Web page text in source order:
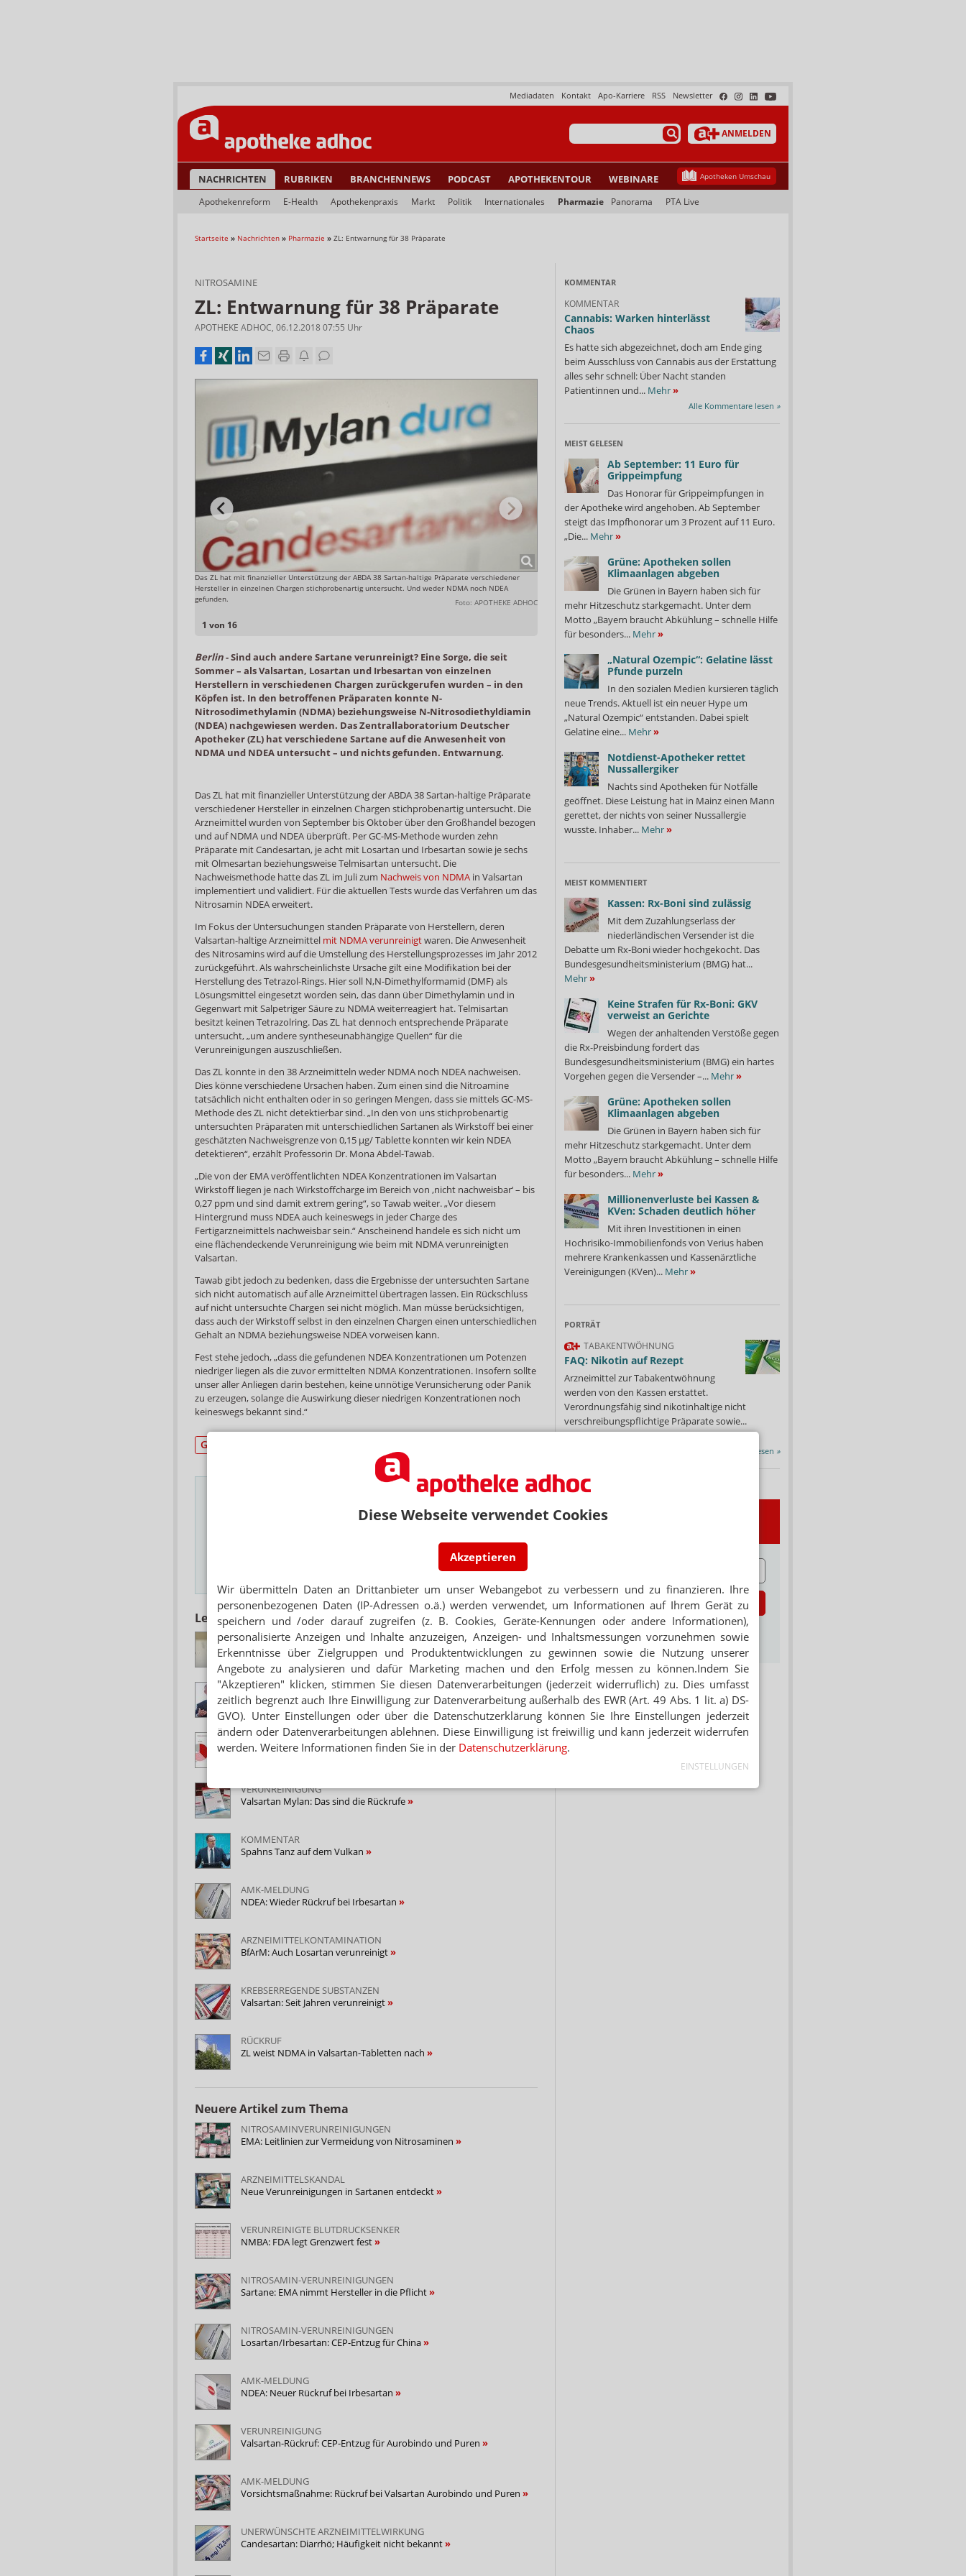
Diese Webseite verwendet Cookies
Akzeptieren
Wir übermitteln Daten an Drittanbieter um unser Webangebot zu verbessern und zu finanzieren. Ihre
personenbezogenen Daten (IP-Adressen o.ä.) werden verwendet, um Informationen auf Ihrem Gerät zu
speichern und /oder darauf zugreifen (z. B. Cookies, Geräte-Kennungen oder andere Informationen),
personalisierte Anzeigen und Inhalte anzuzeigen, Anzeigen- und Inhaltsmessungen vorzunehmen sowie
Erkenntnisse über Zielgruppen und Produktentwicklungen zu gewinnen sowie die Nutzung unserer
Angebote zu analysieren und dafür Marketing machen und den Erfolg messen zu können.Indem Sie
"Akzeptieren" klicken, stimmen Sie diesen Datenverarbeitungen (jederzeit widerruflich) zu. Dies umfasst
zeitlich begrenzt auch Ihre Einwilligung zur Datenverarbeitung außerhalb des EWR (Art. 49 Abs. 1 lit. a) DS-
GVO). Unter Einstellungen oder über die Datenschutzerklärung können Sie Ihre Einstellungen jederzeit
ändern oder Datenverarbeitungen ablehnen. Diese Einwilligung ist freiwillig und kann jederzeit widerrufen
werden. Weitere Informationen finden Sie in der Datenschutzerklärung.
EINSTELLUNGEN
Newsletter
RSS
Apo-Karriere
Kontakt
Mediadaten
ANMELDEN
NACHRICHTEN RUBRIKEN BRANCHENNEWS PODCAST APOTHEKENTOUR WEBINARE Apotheken Umschau
Apothekenreform E-Health Apothekenpraxis Markt Politik Internationales Pharmazie Panorama PTA Live
Startseite » Nachrichten » Pharmazie » ZL: Entwarnung für 38 Präparate
NITROSAMINE
ZL: Entwarnung für 38 Präparate
APOTHEKE ADHOC, 06.12.2018 07:55 Uhr
1 von 16
Das ZL hat mit finanzieller Unterstützung der ABDA 38 Sartan-haltige Präparate verschiedener
Hersteller in einzelnen Chargen stichprobenartig untersucht. Und weder NDMA noch NDEA
gefunden.
Foto: APOTHEKE ADHOC
Das ZL hat mit finanzieller Unterstützung der ABDA 38 Sartan-haltige Präparate verschiedener
Hersteller in einzelnen Chargen stichprobenartig untersucht.
Berlin-Sind auch andere Sartane verunreinigt? Eine Sorge, die seit
Sommer – als Valsartan, Losartan und Irbesartan von einzelnen
Herstellern in verschiedenen Chargen zurückgerufen wurden – in den
Köpfen ist. In den betroffenen Präparaten konnte N-
Nitrosodimethylamin (NDMA) beziehungsweise N-Nitrosodiethyldiamin
(NDEA) nachgewiesen werden. Das Zentrallaboratorium Deutscher
Apotheker (ZL) hat verschiedene Sartane auf die Anwesenheit von
NDMA und NDEA untersucht – und nichts gefunden. Entwarnung.
Das ZL hat mit finanzieller Unterstützung der ABDA 38 Sartan-haltige Präparate
verschiedener Hersteller in einzelnen Chargen stichprobenartig untersucht. Die
Arzneimittel wurden von September bis Oktober über den Großhandel bezogen
und auf NDMA und NDEA überprüft. Per GC-MS-Methode wurden zehn
Präparate mit Candesartan, je acht mit Losartan und Irbesartan sowie je sechs
mit Olmesartan beziehungsweise Telmisartan untersucht. Die
Nachweismethode hatte das ZL im Juli zum Nachweis von NDMA in Valsartan
implementiert und validiert. Für die aktuellen Tests wurde das Verfahren um das
Nitrosamin NDEA erweitert.
Im Fokus der Untersuchungen standen Präparate von Herstellern, deren
Valsartan-haltige Arzneimittel mit NDMA verunreinigtwaren. Die Anwesenheit
des Nitrosamins wird auf die Umstellung des Herstellungsprozesses im Jahr 2012
zurückgeführt. Als wahrscheinlichste Ursache gilt eine Modifikation bei der
Herstellung des Tetrazol-Rings. Hier soll N,N-Dimethylformamid (DMF) als
Lösungsmittel eingesetzt worden sein, das dann über Dimethylamin und in
Gegenwart mit Salpetriger Säure zu NDMA weiterreagiert hat. Telmisartan
besitzt keinen Tetrazolring. Das ZL hat dennoch entsprechende Präparate
untersucht, „um andere syntheseunabhängige Quellen“ für die
Verunreinigungen auszuschließen.
Das ZL konnte in den 38 Arzneimitteln weder NDMA noch NDEA nachweisen.
Dies könne verschiedene Ursachen haben. Zum einen sind die Nitroamine
tatsächlich nicht enthalten oder in so geringen Mengen, dass sie mittels GC-MS-
Methode des ZL nicht detektierbar sind. „In den von uns stichprobenartig
untersuchten Präparaten mit unterschiedlichen Sartanen als Wirkstoff bei einer
geschätzten Nachweisgrenze von 0,15 µg/ Tablette konnten wir kein NDEA
detektieren“, erzählt Professorin Dr. Mona Abdel-Tawab.
„Die von der EMA veröffentlichten NDEA Konzentrationen im Valsartan
Wirkstoff liegen je nach Wirkstoffcharge im Bereich von ‚nicht nachweisbar‘ – bis
0,27 ppm und sind damit extrem gering“, so Tawab weiter. „Vor diesem
Hintergrund muss NDEA auch keineswegs in jeder Charge des
Fertigarzneimittels nachweisbar sein.“ Anscheinend handele es sich nicht um
eine flächendeckende Verunreinigung wie beim mit NDMA verunreinigten
Valsartan.
Tawab gibt jedoch zu bedenken, dass die Ergebnisse der untersuchten Sartane
sich nicht automatisch auf alle Arzneimittel übertragen lassen. Ein Rückschluss
auf nicht untersuchte Chargen sei nicht möglich. Man müsse berücksichtigen,
dass auch der Wirkstoff selbst in den einzelnen Chargen einen unterschiedlichen
Gehalt an NDMA beziehungsweise NDEA vorweisen kann.
Fest stehe jedoch, „dass die gefundenen NDEA Konzentrationen um Potenzen
niedriger liegen als die zuvor ermittelten NDMA Konzentrationen. Insofern sollte
unser aller Anliegen darin bestehen, keine unnötige Verunsicherung oder Panik
zu erzeugen, solange die Auswirkung dieser niedrigen Konzentrationen noch
keineswegs bekannt sind.“
Generika
abonnieren
Lesen Sie auch
LIEFERENGPASS
Valsartan AbZ und CT sind zurück
VALSARTAN/GRIPPEIMPFSTOFFE
Mylan antwortet auf Kritik
ARZNEIMITTELSKANDAL
Valsartan ist tot, es lebe Valsartan
VERUNREINIGUNG
Valsartan Mylan: Das sind die Rückrufe
KOMMENTAR
Spahns Tanz auf dem Vulkan
AMK-MELDUNG
NDEA: Wieder Rückruf bei Irbesartan
ARZNEIMITTELKONTAMINATION
BfArM: Auch Losartan verunreinigt
KREBSERREGENDE SUBSTANZEN
Valsartan: Seit Jahren verunreinigt
RÜCKRUF
ZL weist NDMA in Valsartan-Tabletten nach
Neuere Artikel zum Thema
NITROSAMINVERUNREINIGUNGEN
EMA: Leitlinien zur Vermeidung von Nitrosaminen
ARZNEIMITTELSKANDAL
Neue Verunreinigungen in Sartanen entdeckt
VERUNREINIGTE BLUTDRUCKSENKER
NMBA: FDA legt Grenzwert fest
NITROSAMIN-VERUNREINIGUNGEN
Sartane: EMA nimmt Hersteller in die Pflicht
NITROSAMIN-VERUNREINIGUNGEN
Losartan/Irbesartan: CEP-Entzug für China
AMK-MELDUNG
NDEA: Neuer Rückruf bei Irbesartan
VERUNREINIGUNG
Valsartan-Rückruf: CEP-Entzug für Aurobindo und Puren
AMK-MELDUNG
Vorsichtsmaßnahme: Rückruf bei Valsartan Aurobindo und Puren
UNERWÜNSCHTE ARZNEIMITTELWIRKUNG
Candesartan: Diarrhö; Häufigkeit nicht bekannt
KOMMENTAR
KOMMENTAR
Cannabis: Warken hinterlässt
Chaos
Es hatte sich abgezeichnet, doch am Ende ging
beim Ausschluss von Cannabis aus der Erstattung
alles sehr schnell: Über Nacht standen
Patientinnen und... Mehr»
Alle Kommentare lesen »
MEIST GELESEN
Ab September: 11 Euro für
Grippeimpfung
Das Honorar für Grippeimpfungen in
der Apotheke wird angehoben. Ab September
steigt das Impfhonorar um 3 Prozent auf 11 Euro.
„Die... Mehr»
Grüne: Apotheken sollen
Klimaanlagen abgeben
Die Grünen in Bayern haben sich für
mehr Hitzeschutz starkgemacht. Unter dem
Motto „Bayern braucht Abkühlung – schnelle Hilfe
für besonders... Mehr»
„Natural Ozempic“: Gelatine lässt
Pfunde purzeln
In den sozialen Medien kursieren täglich
neue Trends. Aktuell ist ein neuer Hype um
„Natural Ozempic“ entstanden. Dabei spielt
Gelatine eine... Mehr»
Notdienst-Apotheker rettet
Nussallergiker
Nachts sind Apotheken für Notfälle
geöffnet. Diese Leistung hat in Mainz einen Mann
gerettet, der nichts von seiner Nussallergie
wusste. Inhaber... Mehr»
MEIST KOMMENTIERT
Kassen: Rx-Boni sind zulässig
Mit dem Zuzahlungserlass der
niederländischen Versender ist die
Debatte um Rx-Boni wieder hochgekocht. Das
Bundesgesundheitsministerium (BMG) hat...
Mehr»
Keine Strafen für Rx-Boni: GKV
verweist an Gerichte
Wegen der anhaltenden Verstöße gegen
die Rx-Preisbindung fordert das
Bundesgesundheitsministerium (BMG) ein hartes
Vorgehen gegen die Versender –... Mehr»
Grüne: Apotheken sollen
Klimaanlagen abgeben
Die Grünen in Bayern haben sich für
mehr Hitzeschutz starkgemacht. Unter dem
Motto „Bayern braucht Abkühlung – schnelle Hilfe
für besonders... Mehr»
Millionenverluste bei Kassen &
KVen: Schaden deutlich höher
Mit ihren Investitionen in einen
Hochrisiko-Immobilienfonds von Verius haben
mehrere Krankenkassen und Kassenärztliche
Vereinigungen (KVen)... Mehr»
PORTRÄT
TABAKENTWÖHNUNG
FAQ: Nikotin auf Rezept
Arzneimittel zur Tabakentwöhnung
werden von den Kassen erstattet.
Verordnungsfähig sind nikotinhaltige nicht
verschreibungspflichtige Präparate sowie...
Mehr»
Alle Porträts lesen »
Jetzt abonnieren
Hinweis zum Newsletter &
Datenschutz